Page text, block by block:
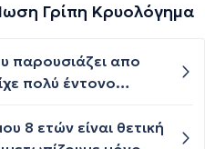
Γρίπη Κρυολόγημα
παρουσιάζει απο
πολύ έντονο
καποιος να του
8 ετών είναι θετική